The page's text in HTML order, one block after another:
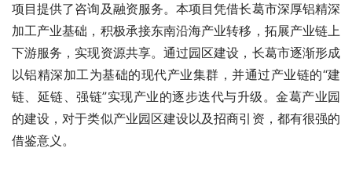
项目提供了咨询及融资服务。本项目凭借长葛市深厚铝精深
加工产业基础，积极承接东南沿海产业转移，拓展产业链上
下游服务，实现资源共享。通过园区建设，长葛市逐渐形成
以铝精深加工为基础的现代产业集群，并通过产业链的“建
链、延链、强链”实现产业的逐步迭代与升级。金葛产业园
的建设，对于类似产业园区建设以及招商引资，都有很强的
借鉴意义。